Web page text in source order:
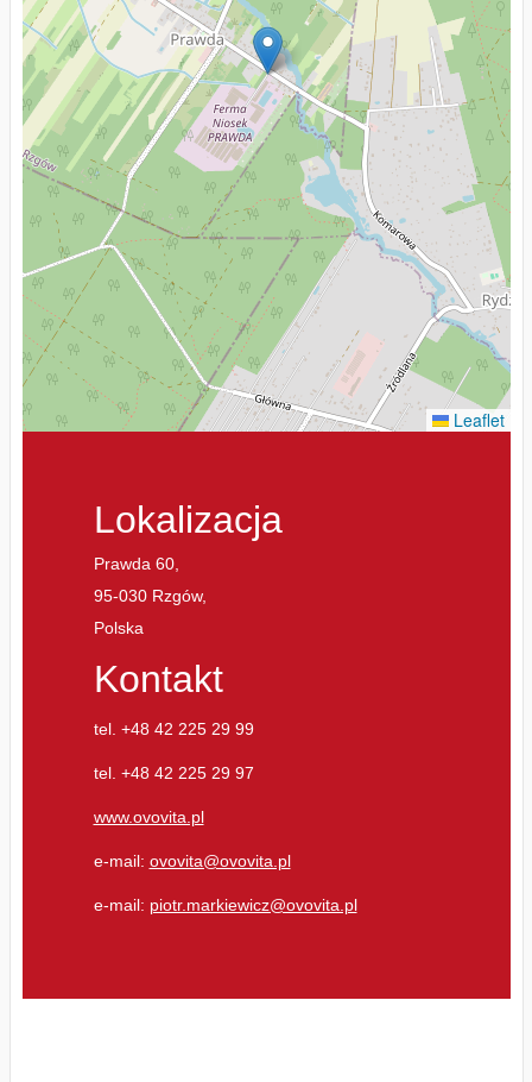
Leaflet
Lokalizacja
Prawda 60,
95-030 Rzgów,
Polska
Kontakt
tel. +48 42 225 29 99
tel. +48 42 225 29 97
www.ovovita.pl
e-mail: ovovita@ovovita.pl
e-mail: piotr.markiewicz@ovovita.pl